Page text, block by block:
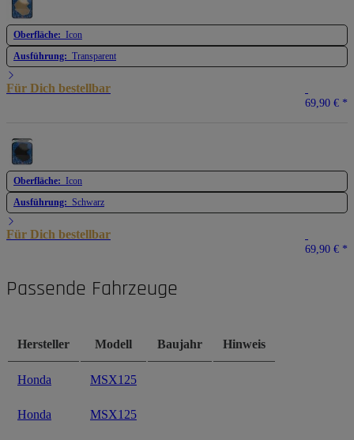
Oberfläche: Icon
Ausführung: Transparent
Für Dich bestellbar
69,90 € *
Oberfläche: Icon
Ausführung: Schwarz
Für Dich bestellbar
69,90 € *
Passende Fahrzeuge
Hersteller Modell Baujahr Hinweis
Honda MSX125
Honda MSX125